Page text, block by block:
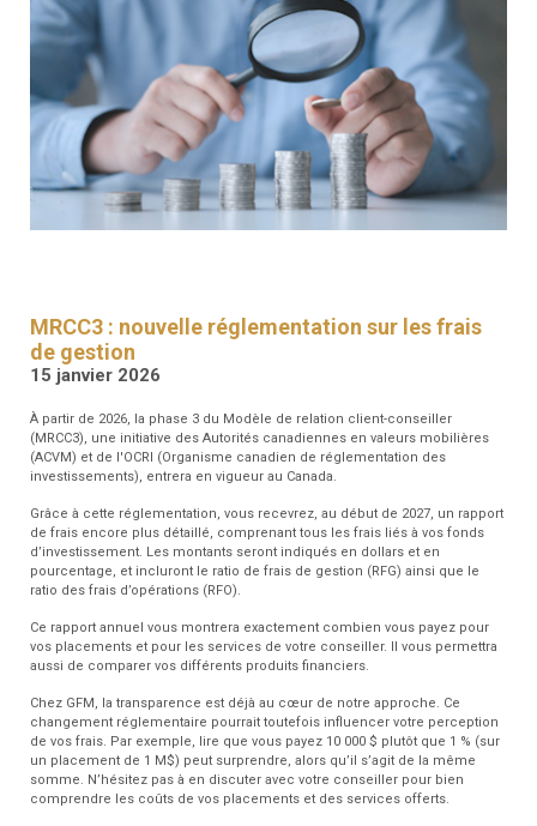
RESSOURCES
GFM
SANTÉ
RENDEZ-
VOUS
MRCC3 : nouvelle réglementation sur les frais
de gestion
15 janvier 2026
À partir de 2026, la phase 3 du Modèle de relation client-conseiller
(MRCC3), une initiative des Autorités canadiennes en valeurs mobilières
(ACVM) et de l'OCRI (Organisme canadien de réglementation des
investissements), entrera en vigueur au Canada.
Grâce à cette réglementation, vous recevrez, au début de 2027, un rapport
de frais encore plus détaillé, comprenant tous les frais liés à vos fonds
d’investissement. Les montants seront indiqués en dollars et en
pourcentage, et incluront le ratio de frais de gestion (RFG) ainsi que le
ratio des frais d’opérations (RFO).
Ce rapport annuel vous montrera exactement combien vous payez pour
vos placements et pour les services de votre conseiller. Il vous permettra
aussi de comparer vos différents produits financiers.
Chez GFM, la transparence est déjà au cœur de notre approche. Ce
changement réglementaire pourrait toutefois influencer votre perception
de vos frais. Par exemple, lire que vous payez 10 000 $ plutôt que 1 % (sur
un placement de 1 M$) peut surprendre, alors qu’il s’agit de la même
somme. N’hésitez pas à en discuter avec votre conseiller pour bien
comprendre les coûts de vos placements et des services offerts.